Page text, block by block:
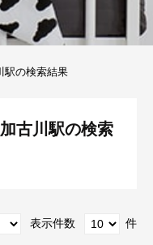
駅の検索結果
古川駅の検索
表示件数 件